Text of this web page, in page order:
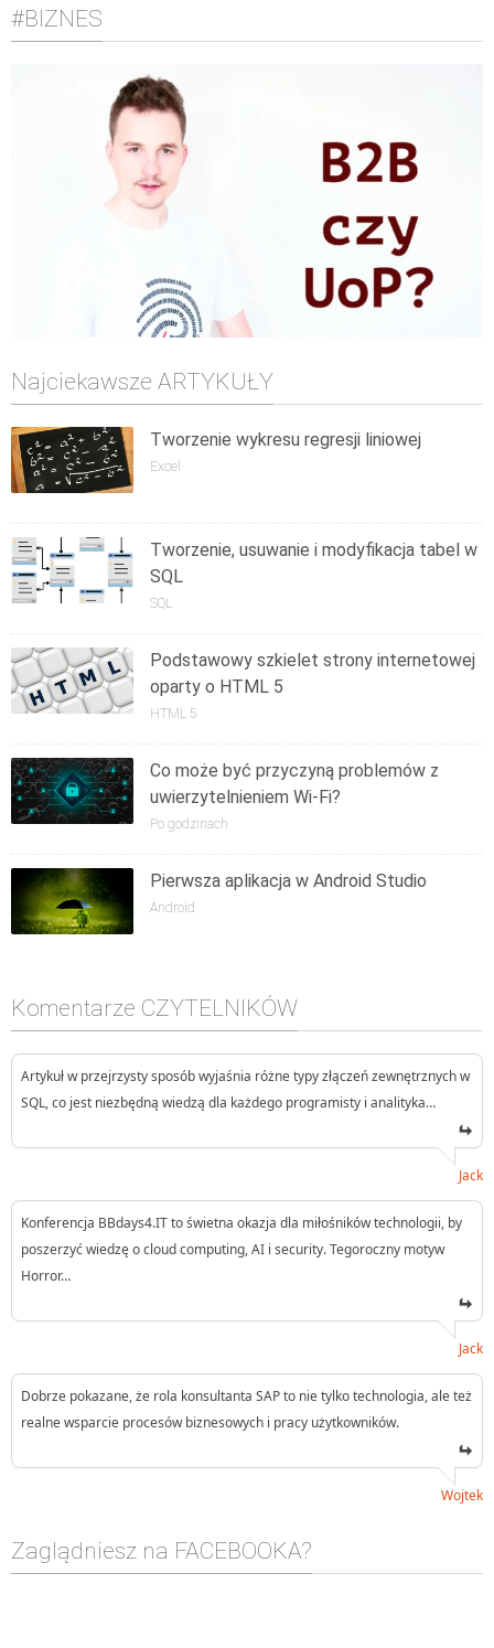
#BIZNES
Najciekawsze ARTYKUŁY
Tworzenie wykresu regresji liniowej
Excel
Tworzenie, usuwanie i modyfikacja tabel w
SQL
SQL
Podstawowy szkielet strony internetowej
oparty o HTML 5
HTML 5
Co może być przyczyną problemów z
uwierzytelnieniem Wi-Fi?
Po godzinach
Pierwsza aplikacja w Android Studio
Android
Komentarze CZYTELNIKÓW
Artykuł w przejrzysty sposób wyjaśnia różne typy złączeń zewnętrznych w
SQL, co jest niezbędną wiedzą dla każdego programisty i analityka…
Jack
Konferencja BBdays4.IT to świetna okazja dla miłośników technologii, by
poszerzyć wiedzę o cloud computing, AI i security. Tegoroczny motyw
Horror…
Jack
Dobrze pokazane, że rola konsultanta SAP to nie tylko technologia, ale też
realne wsparcie procesów biznesowych i pracy użytkowników.
Wojtek
Zaglądniesz na FACEBOOKA?